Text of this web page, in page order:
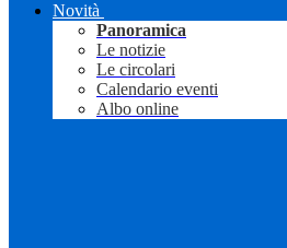
Novità
Panoramica
Le notizie
Le circolari
Calendario eventi
Albo online